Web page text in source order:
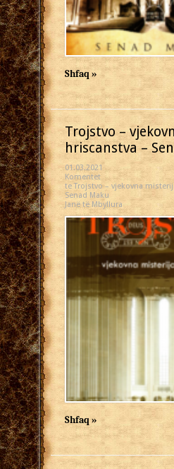
Shfaq »
Trojstvo –
hriscanstva –
01.03.2021
Komentet
te Trojstvo – vjekovna
Senad Maku
Janë të Mbyllura
Shfaq »